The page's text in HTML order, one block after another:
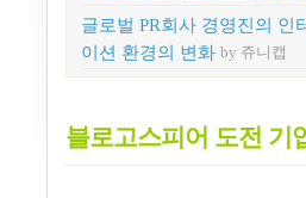
글로벌 PR회사 경영진의 인
이션 환경의 변화 by 쥬니캡
블로고스피어 도전 기